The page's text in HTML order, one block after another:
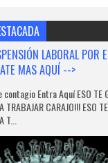
LABORAL POR
MAS AQUÍ -->
contagio Entra Aquí ESO TE
TRABAJAR CARAJO!!! ESO